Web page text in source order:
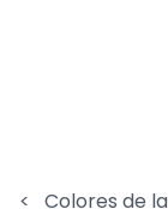
< Colores de